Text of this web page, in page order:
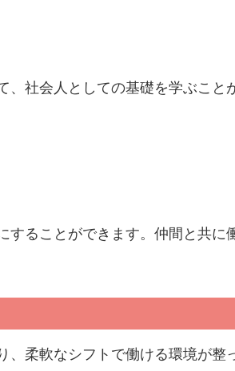
、社会人としての基礎を学ぶこと
することができます。仲間と共に
、柔軟なシフトで働ける環境が整